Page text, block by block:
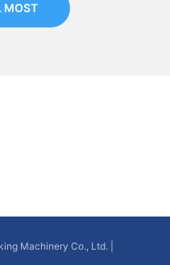
MOST
Machinery Co., Ltd. |